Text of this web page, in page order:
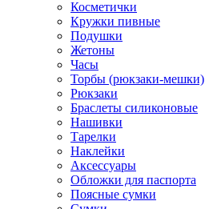
Косметички
Кружки пивные
Подушки
Жетоны
Часы
Торбы (рюкзаки-мешки)
Рюкзаки
Браслеты силиконовые
Нашивки
Тарелки
Наклейки
Аксессуары
Обложки для паспорта
Поясные сумки